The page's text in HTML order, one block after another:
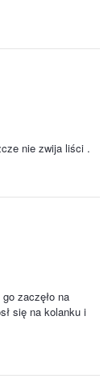
nie zwija liści .
zaczęło na
się na kolanku i